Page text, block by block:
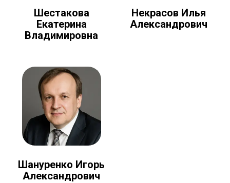
Шестакова
Екатерина
Владимировна
Некрасов Илья
Александрович
Шануренко Игорь
Александрович